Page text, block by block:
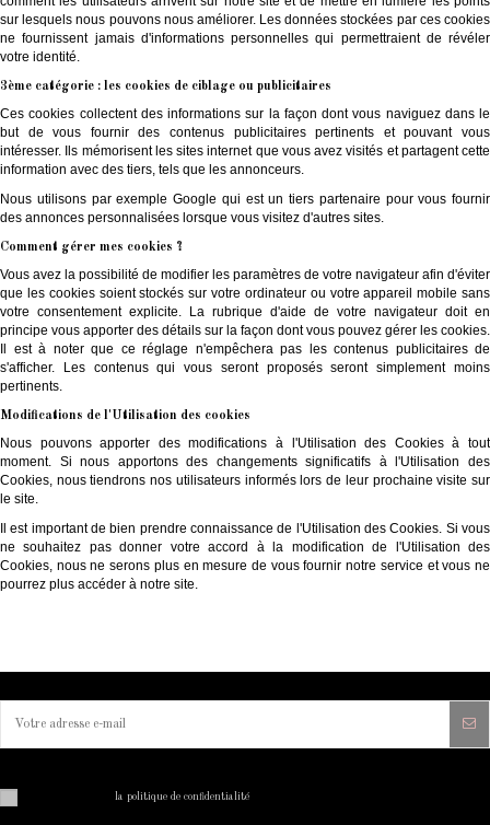
sur lesquels nous pouvons nous améliorer. Les données stockées par ces cookies
ne fournissent jamais d'informations personnelles qui permettraient de révéler
votre identité.
3ème catégorie : les cookies de ciblage ou publicitaires
Ces cookies collectent des informations sur la façon dont vous naviguez dans le
but de vous fournir des contenus publicitaires pertinents et pouvant vous
intéresser. Ils mémorisent les sites internet que vous avez visités et partagent cette
information avec des tiers, tels que les annonceurs.
Nous utilisons par exemple Google qui est un tiers partenaire pour vous fournir
des annonces personnalisées lorsque vous visitez d'autres sites.
Comment gérer mes cookies ?
Vous avez la possibilité de modifier les paramètres de votre navigateur afin d'éviter
que les cookies soient stockés sur votre ordinateur ou votre appareil mobile sans
votre consentement explicite. La rubrique d'aide de votre navigateur doit en
principe vous apporter des détails sur la façon dont vous pouvez gérer les cookies.
Il est à noter que ce réglage n'empêchera pas les contenus publicitaires de
s'afficher. Les contenus qui vous seront proposés seront simplement moins
pertinents.
Modifications de l'Utilisation des cookies
Nous pouvons apporter des modifications à l'Utilisation des Cookies à tout
moment. Si nous apportons des changements significatifs à l'Utilisation des
Cookies, nous tiendrons nos utilisateurs informés lors de leur prochaine visite sur
le site.
Il est important de bien prendre connaissance de l'Utilisation des Cookies. Si vous
ne souhaitez pas donner votre accord à la modification de l'Utilisation des
Cookies, nous ne serons plus en mesure de vous fournir notre service et vous ne
pourrez plus accéder à notre site.
la politique de confidentialité